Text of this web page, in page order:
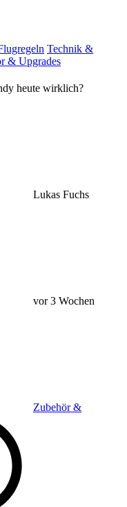
Technik &
& Upgrades
heute wirklich?
Lukas Fuchs
vor 3 Wochen
Zubehör &